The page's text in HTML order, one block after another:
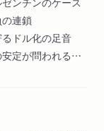
連鎖
ドル化の足音
定が問われる時